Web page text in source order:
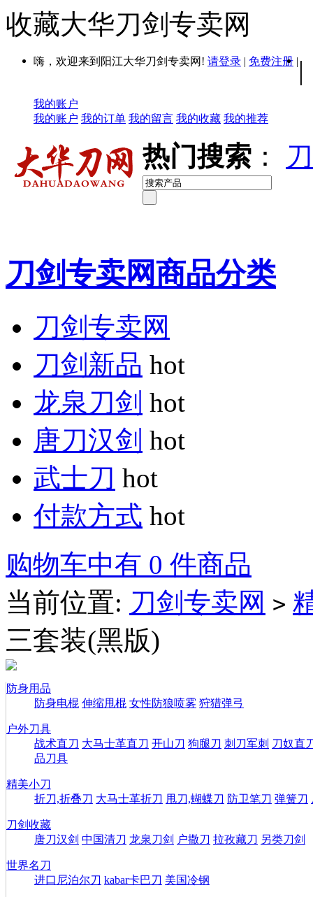
收藏大华刀剑专卖网
嗨，欢迎来到阳江大华刀剑专卖网! 请登录 | 免费注册 | |
我的账户
我的账户 我的订单 我的留言 我的收藏 我的推荐
热门搜索 ：
刀剑专卖网商品分类
刀剑专卖网
刀剑新品 hot
龙泉刀剑 hot
唐刀汉剑 hot
武士刀 hot
付款方式 hot
购物车中有 0 件商品
当前位置: 刀剑专卖网 >
三套装(黑版)
防身用品
防身电棍 伸缩甩棍 女性防狼喷雾 狩猎弹弓
户外刀具
战术直刀 大马士革直刀 开山刀 狗腿刀 刺刀军刺 刀奴直
品刀具
精美小刀
折刀,折叠刀 大马士革折刀 甩刀,蝴蝶刀 防卫笔刀 弹簧刀
刀剑收藏
唐刀汉剑 中国清刀 龙泉刀剑 户撒刀 拉孜藏刀 另类刀剑
世界名刀
进口尼泊尔刀 kabar卡巴刀 美国冷钢